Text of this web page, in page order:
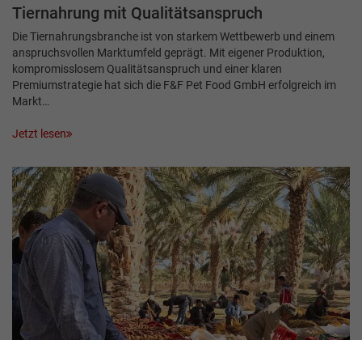
Tiernahrung mit Qualitätsanspruch
Die Tiernahrungsbranche ist von starkem Wettbewerb und einem
anspruchsvollen Markt­umfeld geprägt. Mit eigener Produktion,
kompromisslosem Qualitätsanspruch und einer klaren
Premiumstrategie hat sich die F&F Pet Food GmbH erfolgreich im
Markt…
Jetzt lesen